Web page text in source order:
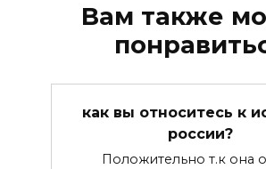
Вам также
как вы относитесь к
россии?
Положительно т.к она